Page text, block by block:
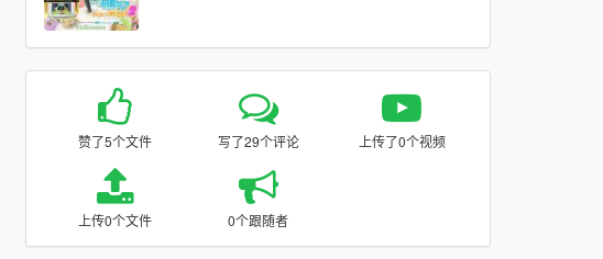
赞了5个文件 写了29个评论 上传了0个视频
上传0个文件 0个跟随者